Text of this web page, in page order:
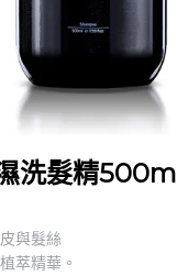
洗髮精500ml
與髮絲
萃精華。